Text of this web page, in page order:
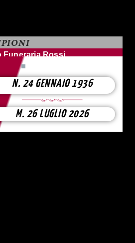
Funeraria Rossi
N. 24 GENNAIO 1936
M. 26 LUGLIO 2026